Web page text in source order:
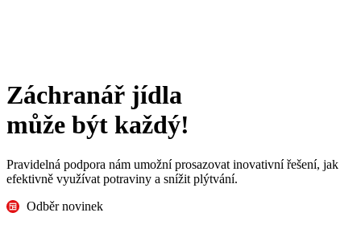
Záchranář jídla
může být každý!
Pravidelná podpora nám umožní prosazovat inovativní řešení, jak
efektivně využívat potraviny a snížit plýtvání.
Odběr novinek